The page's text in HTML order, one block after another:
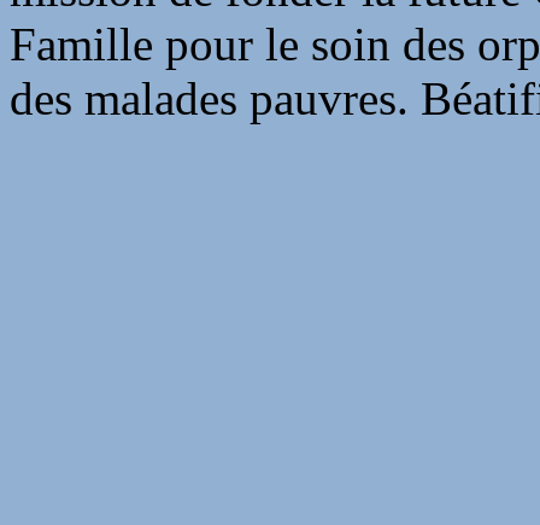
Famille pour le soin des
des malades pauvres.